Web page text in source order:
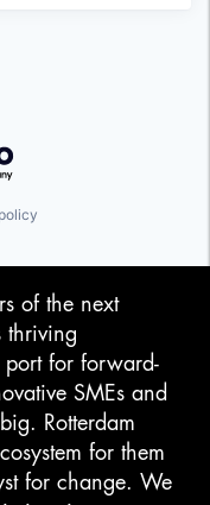
of the next
thriving
port for forward-
SMEs and
Rotterdam
for them
for change. We